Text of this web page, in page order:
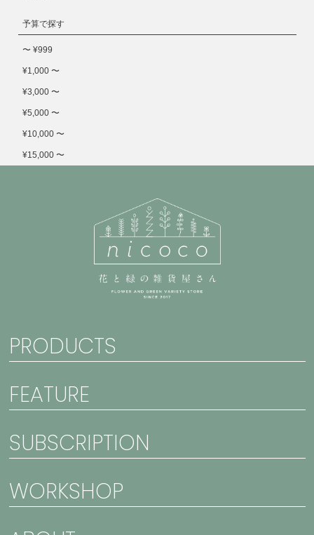
予算で探す
〜 ¥999
¥1,000 〜
¥3,000 〜
¥5,000 〜
¥10,000 〜
¥15,000 〜
PRODUCTS
FEATURE
SUBSCRIPTION
WORKSHOP